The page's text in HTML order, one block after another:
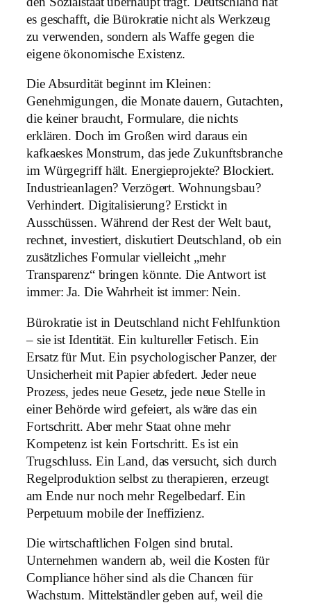
es geschafft, die Bürokratie nicht als Werkzeug
zu verwenden, sondern als Waffe gegen die
eigene ökonomische Existenz.
Die Absurdität beginnt im Kleinen:
Genehmigungen, die Monate dauern, Gutachten,
die keiner braucht, Formulare, die nichts
erklären. Doch im Großen wird daraus ein
kafkaeskes Monstrum, das jede Zukunftsbranche
im Würgegriff hält. Energieprojekte? Blockiert.
Industrieanlagen? Verzögert. Wohnungsbau?
Verhindert. Digitalisierung? Erstickt in
Ausschüssen. Während der Rest der Welt baut,
rechnet, investiert, diskutiert Deutschland, ob ein
zusätzliches Formular vielleicht „mehr
Transparenz“ bringen könnte. Die Antwort ist
immer: Ja. Die Wahrheit ist immer: Nein.
Bürokratie ist in Deutschland nicht Fehlfunktion
– sie ist Identität. Ein kultureller Fetisch. Ein
Ersatz für Mut. Ein psychologischer Panzer, der
Unsicherheit mit Papier abfedert. Jeder neue
Prozess, jedes neue Gesetz, jede neue Stelle in
einer Behörde wird gefeiert, als wäre das ein
Fortschritt. Aber mehr Staat ohne mehr
Kompetenz ist kein Fortschritt. Es ist ein
Trugschluss. Ein Land, das versucht, sich durch
Regelproduktion selbst zu therapieren, erzeugt
am Ende nur noch mehr Regelbedarf. Ein
Perpetuum mobile der Ineffizienz.
Die wirtschaftlichen Folgen sind brutal.
Unternehmen wandern ab, weil die Kosten für
Compliance höher sind als die Chancen für
Wachstum. Mittelständler geben auf, weil die